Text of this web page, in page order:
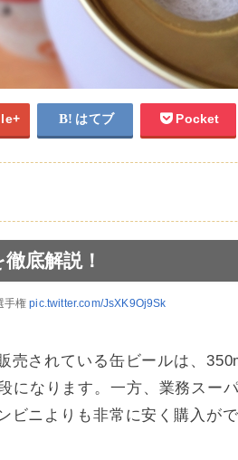
はてブ Pocket
種類
底解説！
手権pic.twitter.com/JsXK9Oj9Sk
売されている缶ビールは、
になります。一方、業務スー
ニよりも非常に安く購入がで